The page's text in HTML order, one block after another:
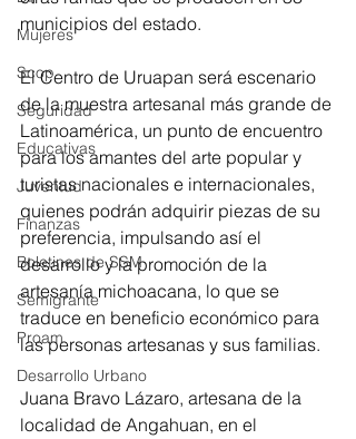
Mujeres
Scop
Seguridad
Educativas
Juventud
Finanzas
Boletines de SSM
Semigrante
Proam
Desarrollo Urbano
municipios del estado.
El Centro de Uruapan será escenario
de la muestra artesanal más grande de
Latinoamérica, un punto de encuentro
para los amantes del arte popular y
turistas nacionales e internacionales,
quienes podrán adquirir piezas de su
preferencia, impulsando así el
desarrollo y la promoción de la
artesanía michoacana, lo que se
traduce en beneficio económico para
las personas artesanas y sus familias.
Juana Bravo Lázaro, artesana de la
localidad de Angahuan, en el